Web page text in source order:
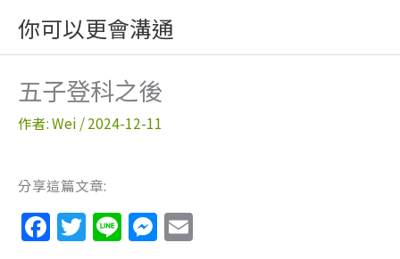
主
你可以更會溝通
五子登科之後
作者:Wei /2024-12-11
分享這篇文章:
F T Li M